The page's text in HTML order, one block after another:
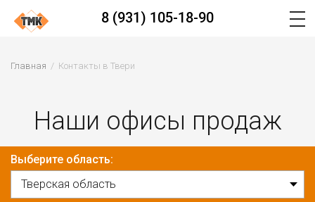
8 (931) 105-18-90
Главная Контакты в Твери
Наши офисы продаж
Выберите область: